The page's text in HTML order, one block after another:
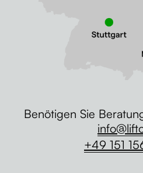
Benötigen Sie
+49 151